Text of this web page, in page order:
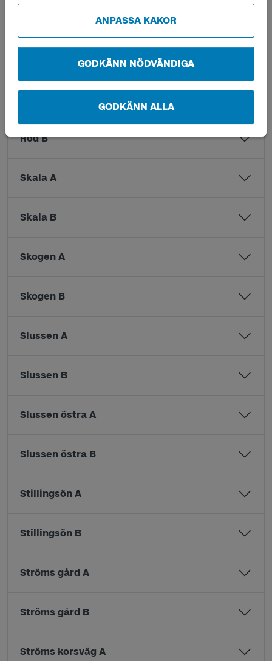
ANPASSA KAKOR
GODKÄNN NÖDVÄNDIGA
GODKÄNN ALLA
Reorseröd B
Röd B
Skala A
Skala B
Skogen A
Skogen B
Slussen A
Slussen B
Slussen östra A
Slussen östra B
Stillingsön A
Stillingsön B
Ströms gård A
Ströms gård B
Ströms korsväg A